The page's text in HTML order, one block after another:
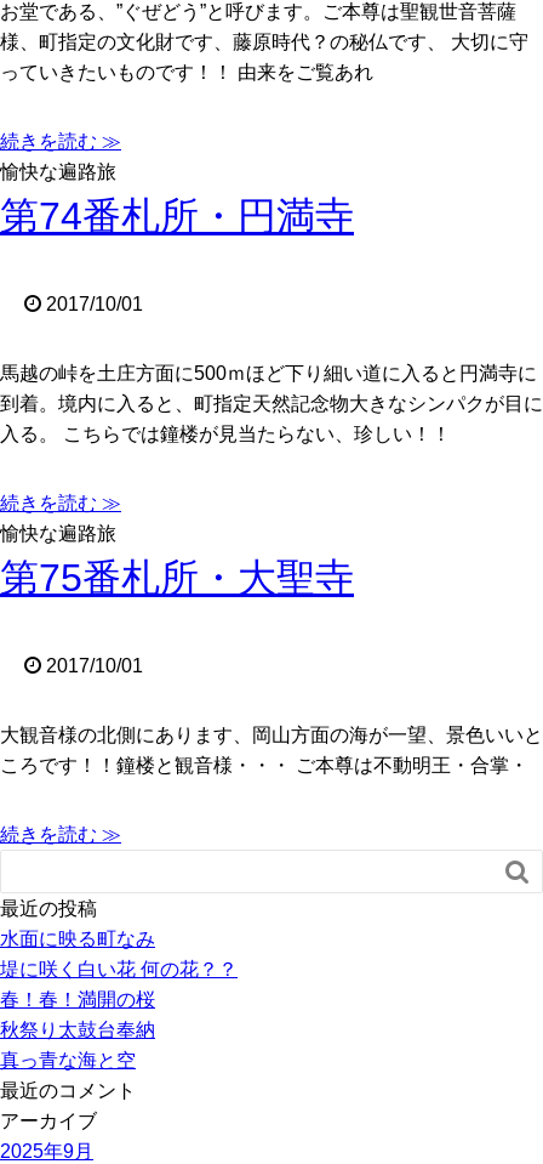
お堂である、”ぐぜどう”と呼びます。ご本尊は聖観世音菩薩
様、町指定の文化財です、藤原時代？の秘仏です、 大切に守
っていきたいものです！！ 由来をご覧あれ
続きを読む ≫
愉快な遍路旅
第74番札所・円満寺
2017/10/01
馬越の峠を土庄方面に500ｍほど下り細い道に入ると円満寺に
到着。境内に入ると、町指定天然記念物大きなシンパクが目に
入る。 こちらでは鐘楼が見当たらない、珍しい！！
続きを読む ≫
愉快な遍路旅
第75番札所・大聖寺
2017/10/01
大観音様の北側にあります、岡山方面の海が一望、景色いいと
ころです！！鐘楼と観音様・・・ ご本尊は不動明王・合掌・
続きを読む ≫

最近の投稿
水面に映る町なみ
堤に咲く白い花 何の花？？
春！春！満開の桜
秋祭り太鼓台奉納
真っ青な海と空
最近のコメント
アーカイブ
2025年9月